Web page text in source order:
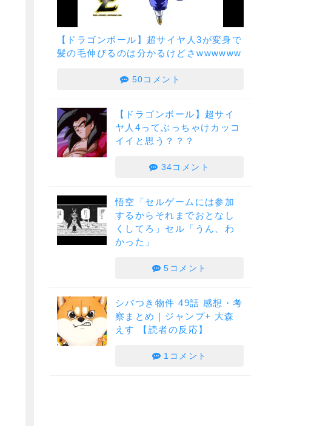
【ドラゴンボール】超サイヤ人3が変身で
髪の毛伸びるのは分かるけどさwwwwww
50コメント
【ドラゴンボール】超サイ
ヤ人4ってぶっちゃけカッコ
イイと思う？？？
34コメント
悟空「セルゲームには参加
するからそれまでおとなし
くしてろ」セル「うん、わ
かった」
5コメント
シバつき物件 49話 感想・考
察まとめ｜ジャンプ+ 大森
えす 【読者の反応】
1コメント